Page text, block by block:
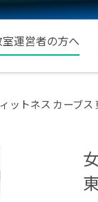
運営者の方へ
ットネス カーブス